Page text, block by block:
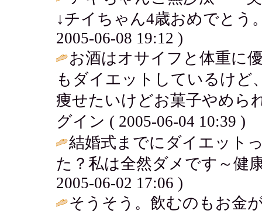
↓チイちゃん4歳おめでとう
2005-06-08 19:12 )
お酒はオサイフと体重に
もダイエットしているけど
痩せたいけどお菓子やめら
グイン ( 2005-06-04 10:39 )
結婚式までにダイエット
た？私は全然ダメです～健
2005-06-02 17:06 )
そうそう。飲むのもお金